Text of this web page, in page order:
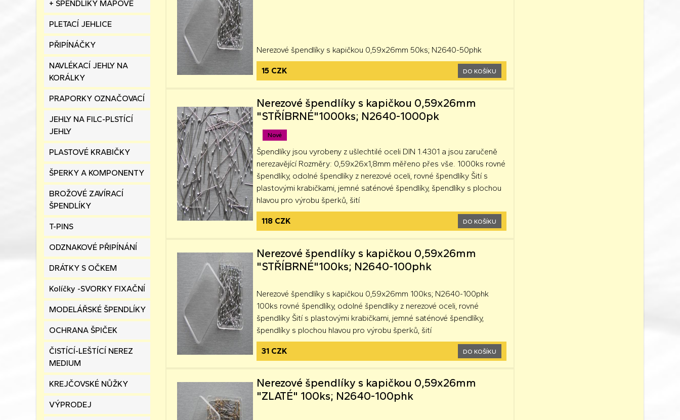
+ ŠPENDLÍKY MAPOVÉ
PLETACÍ JEHLICE
PŘIPÍNÁČKY
NAVLÉKACÍ JEHLY NA
KORÁLKY
PRAPORKY OZNAČOVACÍ
JEHLY NA FILC-PLSTÍCÍ
JEHLY
PLASTOVÉ KRABIČKY
ŠPERKY A KOMPONENTY
BROŽOVÉ ZAVÍRACÍ
ŠPENDLÍKY
T-PINS
ODZNAKOVÉ PŘIPÍNÁNÍ
DRÁTKY S OČKEM
Kolíčky -SVORKY FIXAČNÍ
MODELÁŘSKÉ ŠPENDLÍKY
OCHRANA ŠPIČEK
ČISTÍCÍ-LEŠTÍCÍ NEREZ
MEDIUM
KREJČOVSKÉ NŮŽKY
VÝPRODEJ
Nerezové špendlíky s kapičkou 0,59x26mm 50ks; N2640-50phk
15 CZK DO KOŠÍKU
Nové
Nerezové špendlíky s kapičkou 0,59x26mm
"STŘÍBRNÉ"1000ks; N2640-1000pk
Špendlíky jsou vyrobeny z ušlechtilé oceli DIN 1.4301 a jsou zaručeně
nerezavějící Rozměry: 0,59x26x1,8mm měřeno přes vše. 1000ks rovné
špendlíky, odolné špendlíky z nerezové oceli, rovné špendlíky Šití s ​​
plastovými krabičkami, jemné saténové špendlíky, špendlíky s plochou
hlavou pro výrobu šperků, šití
118 CZK DO KOŠÍKU
Nerezové špendlíky s kapičkou 0,59x26mm
"STŘÍBRNÉ"100ks; N2640-100phk
Nerezové špendlíky s kapičkou 0,59x26mm 100ks; N2640-100phk
100ks rovné špendlíky, odolné špendlíky z nerezové oceli, rovné
špendlíky Šití s ​​plastovými krabičkami, jemné saténové špendlíky,
špendlíky s plochou hlavou pro výrobu šperků, šití
31 CZK DO KOŠÍKU
Nerezové špendlíky s kapičkou 0,59x26mm
"ZLATÉ" 100ks; N2640-100phk